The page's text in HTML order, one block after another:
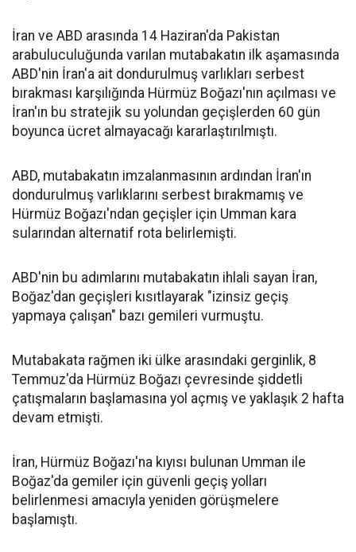
İran ve ABD arasında 14 Haziran'da Pakistan
arabuluculuğunda varılan mutabakatın ilk aşamasında
ABD'nin İran'a ait dondurulmuş varlıkları serbest
bırakması karşılığında Hürmüz Boğazı'nın açılması ve
İran'ın bu stratejik su yolundan geçişlerden 60 gün
boyunca ücret almayacağı kararlaştırılmıştı.
ABD, mutabakatın imzalanmasının ardından İran'ın
dondurulmuş varlıklarını serbest bırakmamış ve
Hürmüz Boğazı'ndan geçişler için Umman kara
sularından alternatif rota belirlemişti.
ABD'nin bu adımlarını mutabakatın ihlali sayan İran,
Boğaz'dan geçişleri kısıtlayarak "izinsiz geçiş
yapmaya çalışan" bazı gemileri vurmuştu.
Mutabakata rağmen iki ülke arasındaki gerginlik, 8
Temmuz'da Hürmüz Boğazı çevresinde şiddetli
çatışmaların başlamasına yol açmış ve yaklaşık 2 hafta
devam etmişti.
İran, Hürmüz Boğazı'na kıyısı bulunan Umman ile
Boğaz'da gemiler için güvenli geçiş yolları
belirlenmesi amacıyla yeniden görüşmelere
başlamıştı.